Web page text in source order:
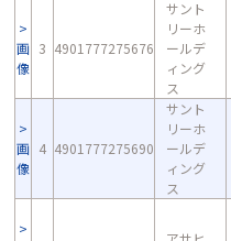
画
像
3 4901777275676
サント
リーホ
ールデ
ィング
ス
画
像
4 4901777275690
サント
リーホ
ールデ
ィング
ス